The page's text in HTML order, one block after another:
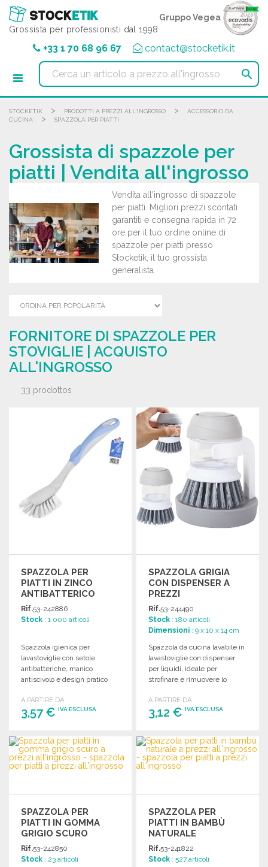
Grossista per professionisti dal 1998
Gruppo Vegea
+33 1 70 68 96 67 contact@stocketik.it

STOCKETIK > PRODOTTI A PREZZI ALL'INGROSSO >
ACCESSORIO DA
CUCINA
> SPAZZOLA PER PIATTI
Grossista di spazzole per
piatti | Vendita all'ingrosso
Vendita all'ingrosso di spazzole
per piatti. Migliori prezzi scontati
garantiti e consegna rapida in 72
ore per il tuo ordine online di
spazzole per piatti presso
Stocketik, il tuo grossista
generalista.
FORNITORE DI SPAZZOLE PER
STOVIGLIE | ACQUISTO
ALL'INGROSSO
33 prodottos
SPAZZOLA PER
PIATTI IN ZINCO
ANTIBATTERICO
Rif.53-242886
Stock : 1 000 articoli
Spazzola igienica per
lavastoviglie con setole
antibatteriche, manico
antiscivolo e design pratico
semplice.
A PARTIRE DA
3,57 € IVA ESCLUSA
ORDINARE
Richiedi un preventivo
SPAZZOLA GRIGIA
CON DISPENSER A
PREZZI
ALL'INGROSSO
Rif.53-244490
Stock : 180 articoli
Dimensioni : 9 x 10 x 14 cm
Spazzola da cucina lavabile in
lavastoviglie con dispenser
per liquidi, ideale per
strofinare e rimuovere lo
A PARTIRE DA
3,12 €IVA ESCLUSA
ORDINARE
Richiedi un preventivo
SPAZZOLA PER
PIATTI IN GOMMA
GRIGIO SCURO
Rif.53-242850
Stock : 23 articoli
SPAZZOLA PER
PIATTI IN BAMBÙ
NATURALE
Rif.53-241822
Stock : 527 articoli
Pannello di gestione dei cookies